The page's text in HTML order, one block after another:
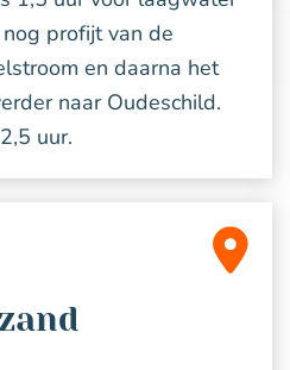
profijt van de
en daarna het
naar Oudeschild.
uur.